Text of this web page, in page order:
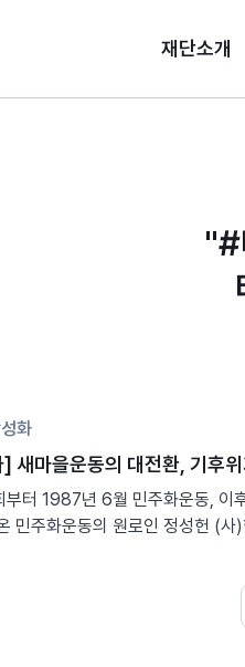
재단소개
"#
화
새마을운동의 대전환, 기후
터 1987년 6월 민주화운동, 이
민주화운동의 원로인 정성헌 (
지 함께 나누는 시간을 갖습니다. 많은 분들
분 토론) ㅇ 주제: 새마을운동의